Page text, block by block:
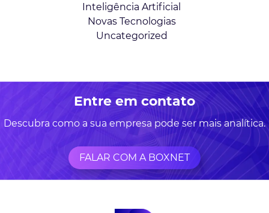
Inteligência Artificial
Novas Tecnologias
Uncategorized
Entre em contato
Descubra como a sua empresa pode ser mais analítica.
FALAR COM A BOXNET